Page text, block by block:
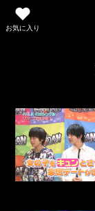
お気に入り